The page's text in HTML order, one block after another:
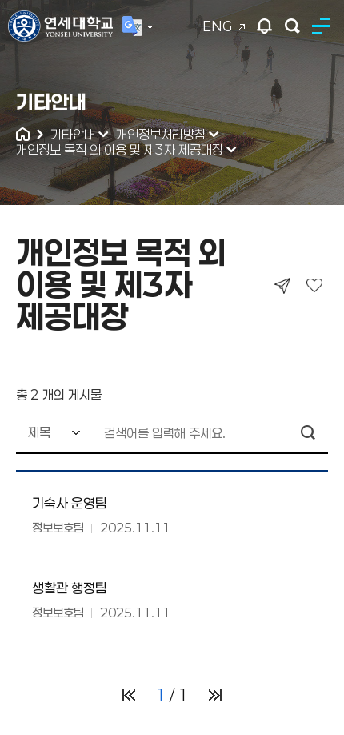
ENG
통합검색
기타안내
기타안내
개인정보처리방침
개인정보 목적 외 이용 및 제3자 제공대장
개인정보 목적 외
이용 및 제3자
제공대장
총 2 개의 게시물
기숙사 운영팀
정보보호팀 2025.11.11
생활관 행정팀
정보보호팀 2025.11.11
1 1